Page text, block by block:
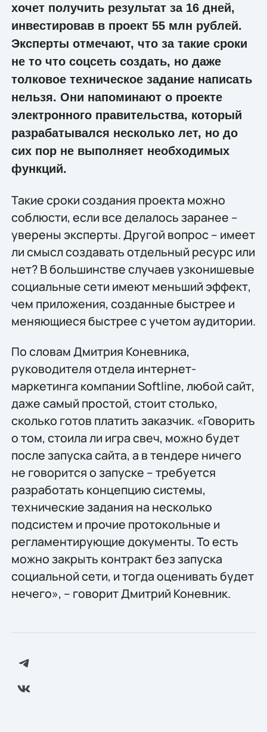
хочет получить результат за 16 дней,
инвестировав в проект 55 млн рублей.
Эксперты отмечают, что за такие сроки
не то что соцсеть создать, но даже
толковое техническое задание написать
нельзя. Они напоминают о проекте
электронного правительства, который
разрабатывался несколько лет, но до
сих пор не выполняет необходимых
функций.
Такие сроки создания проекта можно
соблюсти, если все делалось заранее –
уверены эксперты. Другой вопрос – имеет
ли смысл создавать отдельный ресурс или
нет? В большинстве случаев узконишевые
социальные сети имеют меньший эффект,
чем приложения, созданные быстрее и
меняющиеся быстрее с учетом аудитории.
По словам Дмитрия Коневника,
руководителя отдела интернет-
маркетинга компании Softline, любой сайт,
даже самый простой, стоит столько,
сколько готов платить заказчик. «Говорить
о том, стоила ли игра свеч, можно будет
после запуска сайта, а в тендере ничего
не говорится о запуске – требуется
разработать концепцию системы,
технические задания на несколько
подсистем и прочие протокольные и
регламентирующие документы. То есть
можно закрыть контракт без запуска
социальной сети, и тогда оценивать будет
нечего», – говорит Дмитрий Коневник.